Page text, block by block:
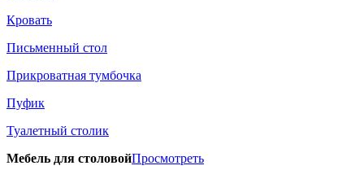
Кровать
Письменный стол
Прикроватная тумбочка
Пуфик
Туалетный столик
Мебель для столовойПросмотреть